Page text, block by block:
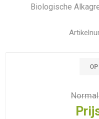
Biologische